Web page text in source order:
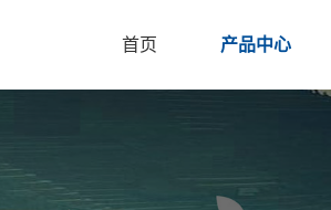
首页 产品中心